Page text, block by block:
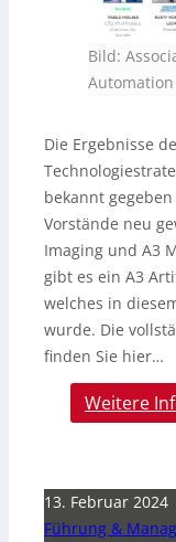
Bild:
Automation
Die Ergebnisse
bekannt
Vorstände neu
Imaging und A3
gibt es ein A3
welches in
wurde. Die
finden Sie hier…
Weitere
13. Februar 2024
Führung &